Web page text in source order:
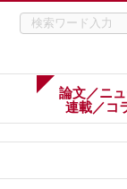
論文／ニ
連載／コ